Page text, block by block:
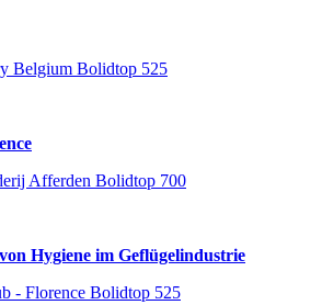
Hygiene im Geflügelindustrie